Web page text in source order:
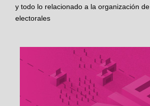
y todo lo relacionado a la organización
electorales